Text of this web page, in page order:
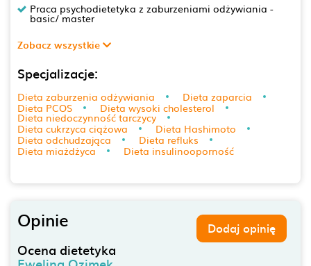
Praca psychodietetyka z zaburzeniami odżywiania -
basic/ master
Zobacz wszystkie
Specjalizacje:
Dieta zaburzenia odżywiania
Dieta zaparcia
Dieta PCOS
Dieta wysoki cholesterol
Dieta niedoczynność tarczycy
Dieta cukrzyca ciążowa
Dieta Hashimoto
Dieta odchudzająca
Dieta refluks
Dieta miażdżyca
Dieta insulinooporność
Opinie Dodaj opinię
Ocena dietetyka